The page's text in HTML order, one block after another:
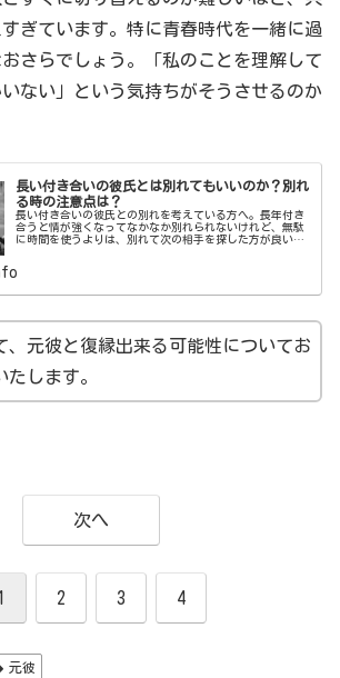
ぎています。特に青春時代を一緒に過
さらでしょう。「私のことを理解して
ない」という気持ちがそうさせるのか
長い付き合いの彼氏とは別れてもいいのか？別れ
る時の注意点は？
長い付き合いの彼氏との別れを考えている方へ。長年付き
合うと情が強くなってなかなか別れられないけれど、無駄
に時間を使うよりは、別れて次の相手を探した方が良い場
します。
、元彼と復縁出来る可能性についてお
たします。
次へ
2 3 4
元彼